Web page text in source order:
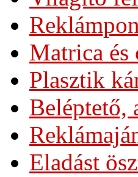
Matrica és
Plasztik
Beléptető,
Eladást